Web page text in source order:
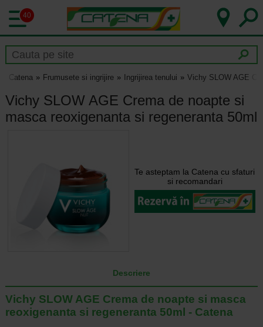
40
Catena Frumusete si ingrijire Ingrijirea tenului Vichy SLOW AGE
Vichy SLOW AGE Crema de noapte si
masca reoxigenanta si regeneranta 50ml
Te asteptam la Catena cu sfaturi
si recomandari
Descriere
Vichy SLOW AGE Crema de noapte si masca
reoxigenanta si regeneranta 50ml - Catena